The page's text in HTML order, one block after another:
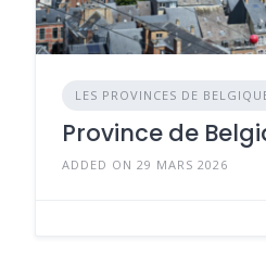
LES PROVINCES DE
Province de
ADDED ON 29 MARS 2026